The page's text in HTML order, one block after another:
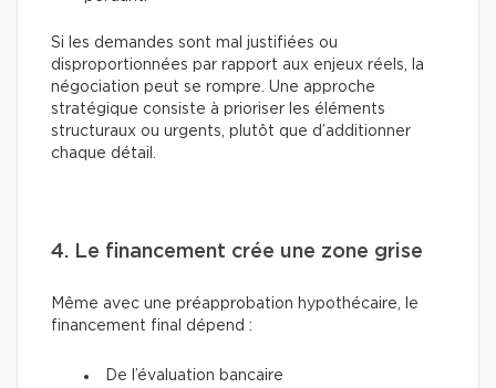
Si les demandes sont mal justifiées ou
disproportionnées par rapport aux enjeux réels, la
négociation peut se rompre. Une approche
stratégique consiste à prioriser les éléments
structuraux ou urgents, plutôt que d’additionner
chaque détail.
4. Le financement crée une zone grise
Même avec une préapprobation hypothécaire, le
financement final dépend :
De l’évaluation bancaire